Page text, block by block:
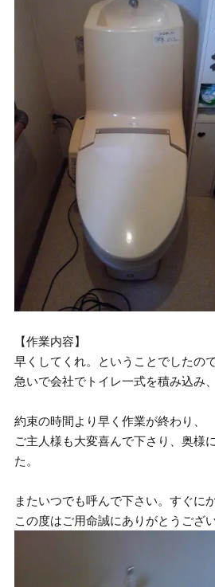
【作業内容】
早くしてくれ。ということでしたので
急いで会社でトイレ一式を積み込み
約束の時間より早く作業が終わり、
ご主人様も大変喜んで下さり、奥様
た。
またいつでも呼んで下さい。すぐに
この度はご用命誠にありがとうござ